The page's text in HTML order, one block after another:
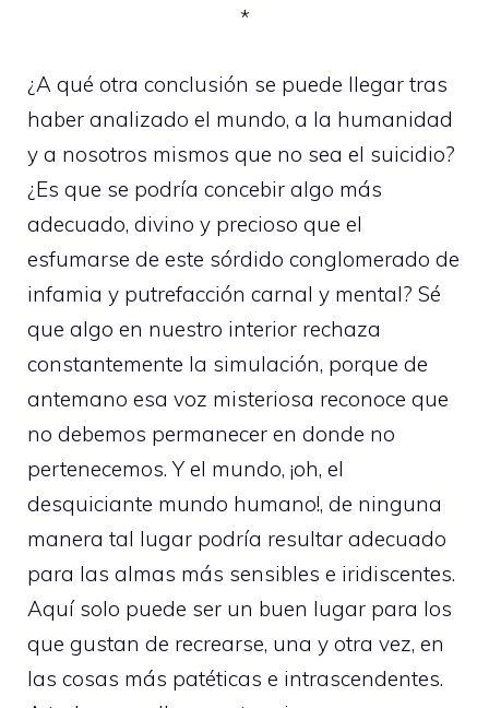
*
¿A qué otra conclusión se puede llegar tras
haber analizado el mundo, a la humanidad
y a nosotros mismos que no sea el suicidio?
¿Es que se podría concebir algo más
adecuado, divino y precioso que el
esfumarse de este sórdido conglomerado de
infamia y putrefacción carnal y mental? Sé
que algo en nuestro interior rechaza
constantemente la simulación, porque de
antemano esa voz misteriosa reconoce que
no debemos permanecer en donde no
pertenecemos. Y el mundo, ¡oh, el
desquiciante mundo humano!, de ninguna
manera tal lugar podría resultar adecuado
para las almas más sensibles e iridiscentes.
Aquí solo puede ser un buen lugar para los
que gustan de recrearse, una y otra vez, en
las cosas más patéticas e intrascendentes.